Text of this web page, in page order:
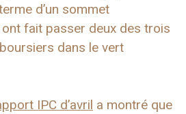
d’un sommet
fait passer deux des trois
dans le vert
IPC d’avril a montré que